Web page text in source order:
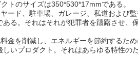
送信
トのサイズは350*530*17mmである。
ード、駐車場、ガレージ、私道および
る。それはそれが犯罪者を躊躇させ
金を削減し、エネルギーを節約するた
いプロダクト。それはあらゆる特性の